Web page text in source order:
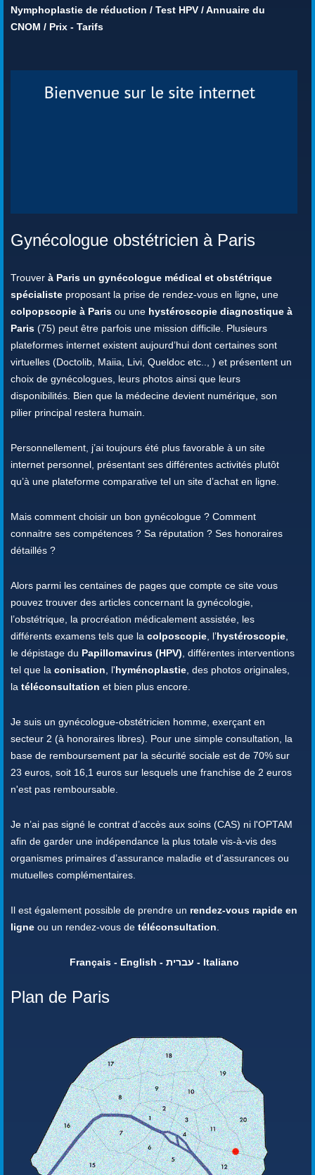
Nymphoplastie de réduction / Test HPV /Annuaire du
CNOM / Prix - Tarifs
Gynécologue obstétricien à Paris
Trouver à Paris un gynécologue médical et obstétrique
spécialiste proposant la prise de rendez-vous en ligne, une
colpopscopie à Paris ou une hystéroscopie diagnostique à
Paris (75) peut être parfois une mission difficile. Plusieurs
plateformes internet existent aujourd’hui dont certaines sont
virtuelles (Doctolib, Maiia, Livi, Queldoc etc.., ) et présentent un
choix de gynécologues, leurs photos ainsi que leurs
disponibilités. Bien que la médecine devient numérique, son
pilier principal restera humain.
Personnellement, j’ai toujours été plus favorable à un site
internet personnel, présentant ses différentes activités plutôt
qu’à une plateforme comparative tel un site d’achat en ligne.
Mais comment choisir un bon gynécologue ? Comment
connaitre ses compétences ? Sa réputation ? Ses honoraires
détaillés ?
Alors parmi les centaines de pages que compte ce site vous
pouvez trouver des articles concernant la gynécologie,
l’obstétrique, la procréation médicalement assistée, les
différents examens tels que la colposcopie, l’hystéroscopie,
le dépistage du Papillomavirus (HPV), différentes interventions
tel que la conisation, l'hyménoplastie, des photos originales,
la téléconsultation et bien plus encore.
Je suis un gynécologue-obstétricien homme, exerçant en
secteur 2 (à honoraires libres). Pour une simple consultation, la
base de remboursement par la sécurité sociale est de 70% sur
23 euros, soit 16,1 euros sur lesquels une franchise de 2 euros
n'est pas remboursable.
Je n’ai pas signé le contrat d’accès aux soins (CAS) ni l'OPTAM
afin de garder une indépendance la plus totale vis-à-vis des
organismes primaires d’assurance maladie et d’assurances ou
mutuelles complémentaires.
Il est également possible de prendre un rendez-vous rapide en
ligne ou un rendez-vous de téléconsultation.
Français - English - עברית - Italiano
Plan de Paris